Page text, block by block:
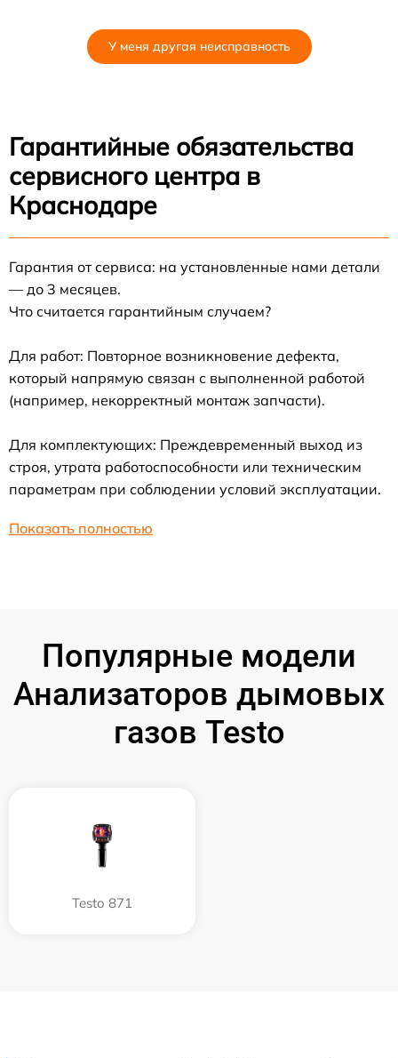
У меня другая неисправность
Гарантийные обязательства
сервисного центра в
Краснодаре
Гарантия от сервиса: на установленные нами детали
— до 3 месяцев.
Что считается гарантийным случаем?
Для работ: Повторное возникновение дефекта,
который напрямую связан с выполненной работой
(например, некорректный монтаж запчасти).
Для комплектующих: Преждевременный выход из
строя, утрата работоспособности или техническим
параметрам при соблюдении условий эксплуатации.
Показать полностью
Популярные модели
Анализаторов дымовых
газов Testo
Testo 871